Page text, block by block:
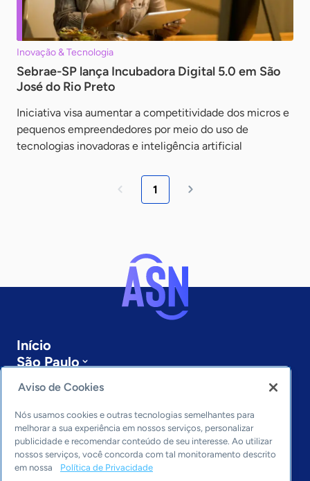
Inovação & Tecnologia
Sebrae-SP lança Incubadora Digital 5.0 em São
José do Rio Preto
Iniciativa visa aumentar a competitividade dos micros e
pequenos empreendedores por meio do uso de
tecnologias inovadoras e inteligência artificial
1
Início
São Paulo
Últimas notícias
Entre em contato
Editorias
Economia & Política
Inovação & Tecnologia
Aviso de Cookies
Nós usamos cookies e outras tecnologias semelhantes para
melhorar a sua experiência em nossos serviços, personalizar
publicidade e recomendar conteúdo de seu interesse. Ao utilizar
nossos serviços, você concorda com tal monitoramento descrito
em nossa
Política de Privacidade